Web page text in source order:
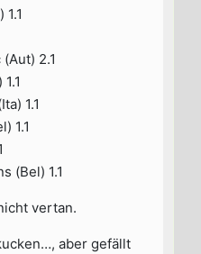
2.1
1.1
1.1
(Bel) 1.1
vertan.
aber gefällt